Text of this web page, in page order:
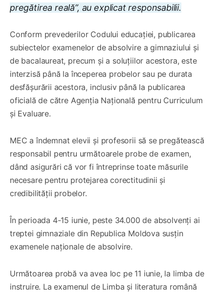
pregătirea reală”, au explicat responsabilii.
Conform prevederilor Codului educației, publicarea
subiectelor examenelor de absolvire a gimnaziului și
de bacalaureat, precum și a soluțiilor acestora, este
interzisă până la începerea probelor sau pe durata
desfășurării acestora, inclusiv până la publicarea
oficială de către Agenția Națională pentru Curriculum
și Evaluare.
MEC a îndemnat elevii și profesorii să se pregătească
responsabil pentru următoarele probe de examen,
dând asigurări că vor fi întreprinse toate măsurile
necesare pentru protejarea corectitudinii și
credibilității probelor.
În perioada 4-15 iunie, peste 34.000 de absolvenți ai
treptei gimnaziale din Republica Moldova susțin
examenele naționale de absolvire.
Următoarea probă va avea loc pe 11 iunie, la limba de
instruire. La examenul de Limba și literatura română